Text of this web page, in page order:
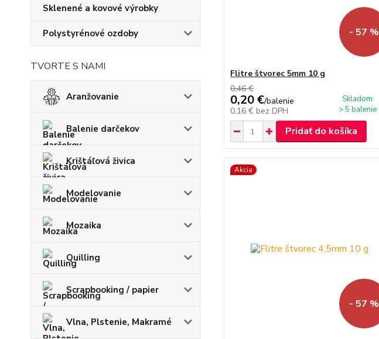
Sklenené a kovové výrobky
Polystyrénové ozdoby
TVORTE S NAMI
Aranžovanie
Balenie darčekov
Krištáľová živica
Modelovanie
Mozaika
Quilling
Scrapbooking / papier
Vlna, Plstenie, Makramé
- 57 %
Flitre štvorec 5mm 10 g
0,46 €
0,20 €/balenie
0,16 € bez DPH
Skladom
> 5 balenie
Pridať do košíka
Akcia
- 57 %